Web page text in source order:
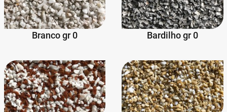
Branco gr 0 Bardilho gr 0